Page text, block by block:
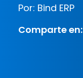
Por: Bind ERP
Comparte en: